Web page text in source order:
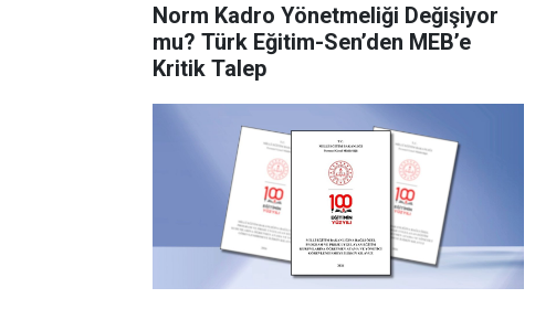
Norm Kadro Yönetmeliği Değişiyor
mu? Türk Eğitim-Sen’den MEB’e
Kritik Talep